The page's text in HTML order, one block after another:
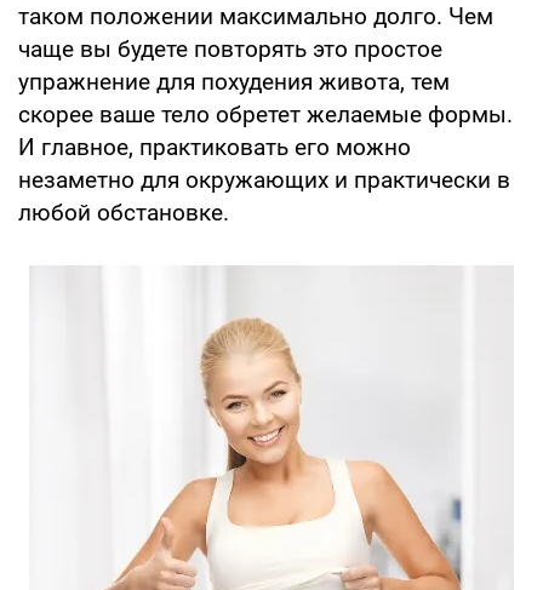
таком положении максимально долго. Чем
чаще вы будете повторять это простое
упражнение для похудения живота, тем
скорее ваше тело обретет желаемые формы.
И главное, практиковать его можно
незаметно для окружающих и практически в
любой обстановке.